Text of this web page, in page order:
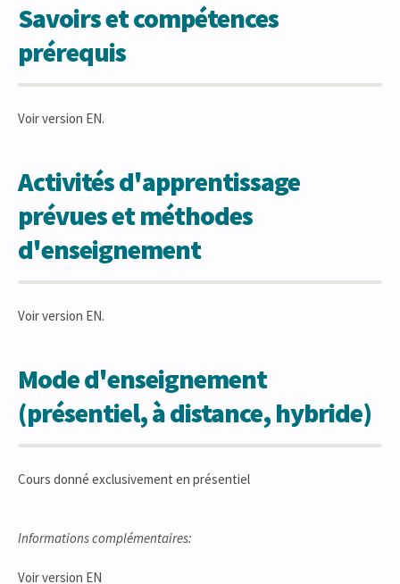
Savoirs et compétences
prérequis
Voir version EN.
Activités d'apprentissage
prévues et méthodes
d'enseignement
Voir version EN.
Mode d'enseignement
(présentiel, à distance, hybride)
Cours donné exclusivement en présentiel
Informations complémentaires:
Voir version EN